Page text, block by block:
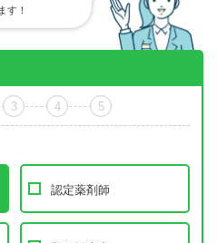
す！
3 4 5
認定薬剤師